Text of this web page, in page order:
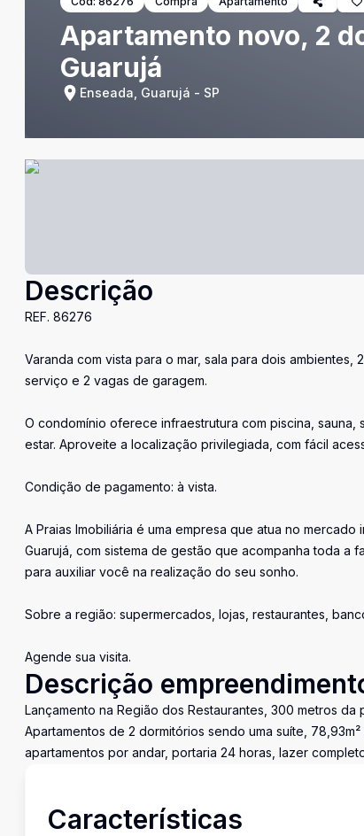
Apartamento novo, 2
Guarujá
Enseada, Guarujá - SP
Descrição
REF. 86276
Varanda com vista para o mar, sala para dois
serviço e 2 vagas de garagem.
O condomínio oferece infraestrutura com piscina,
estar. Aproveite a localização privilegiada, com fácil
Condição de pagamento: à vista.
A Praias Imobiliária é uma empresa que atua no
Guarujá, com sistema de gestão que acompanha toda a
para auxiliar você na realização do seu sonho.
Sobre a região: supermercados, lojas, restaurantes,
Agende sua visita.
Descrição
Lançamento na Região dos Restaurantes, 300 metros da
Apartamentos de 2 dormitórios sendo uma suíte,
apartamentos por andar, portaria 24 horas, lazer
Características